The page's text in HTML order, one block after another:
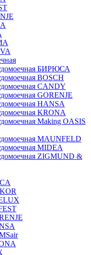
БИРЮСА
BOSCH
CANDY
GORENJE
HANSA
KRONA
Making OASIS
MAUNFELD
MIDEA
ZIGMUND &